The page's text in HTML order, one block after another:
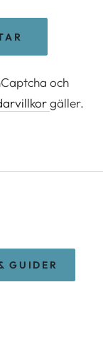
och
gäller.
GUIDER